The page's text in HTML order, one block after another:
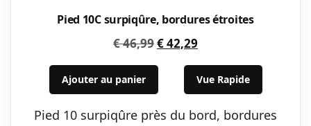
Pied 10C surpiqûre, bordures étroites
€46,99Le
prix
était :
€ 46,99.
€42,29
prix
actuel
est :
€ 42,29.
Ajouter au panier Vue Rapide
Pied 10 surpiqûre près du bord, bordures